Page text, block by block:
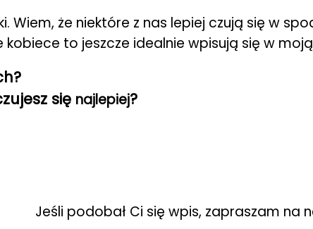
Wiem, że niektóre z nas lepiej czują się w
to jeszcze idealnie wpisują się w
się najlepiej?
Jeśli podobał Ci się wpis, zapraszam na